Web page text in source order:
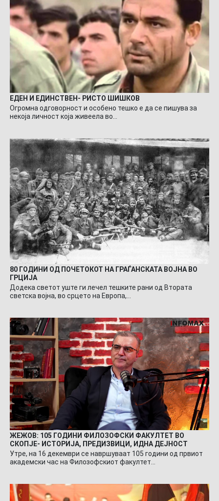
ЕДЕН И ЕДИНСТВЕН- РИСТО ШИШКОВ
Огромна одговорност и особено тешко е да се пишува за
некоја личност која живеела во…
80 ГОДИНИ ОД ПОЧЕТОКОТ НА ГРАЃАНСКАТА ВОЈНА ВО
ГРЦИЈА
Додека светот уште ги лечел тешките рани од Втората
светска војна, во срцето на Европа,…
ЖЕЖОВ: 105 ГОДИНИ ФИЛОЗОФСКИ ФАКУЛТЕТ ВО
СКОПЈЕ- ИСТОРИЈА, ПРЕДИЗВИЦИ, ИДНА ДЕЈНОСТ
Утре, на 16 декември се навршуваат 105 години од првиот
академски час на Филозофскиот факултет…